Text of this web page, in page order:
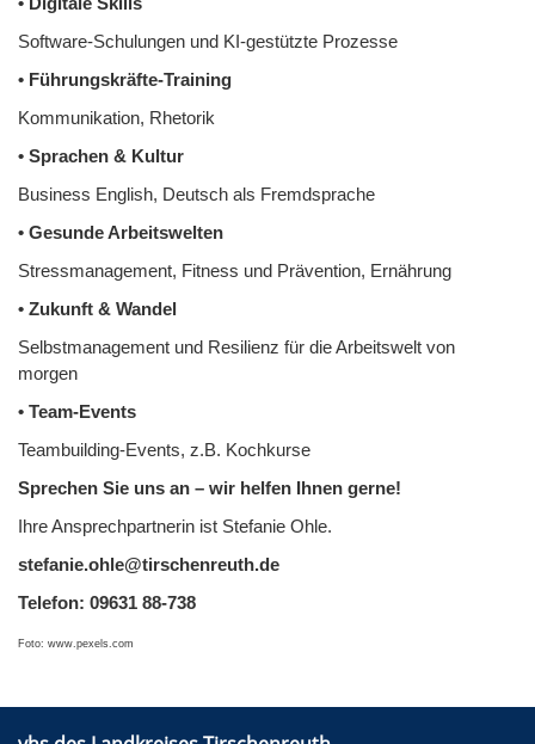
Software-Schulungen und KI-gestützte Prozesse
• Führungskräfte-Training
Kommunikation, Rhetorik
• Sprachen & Kultur
Business English, Deutsch als Fremdsprache
• Gesunde Arbeitswelten
Stressmanagement, Fitness und Prävention, Ernährung
• Zukunft & Wandel
Selbstmanagement und Resilienz für die Arbeitswelt von
morgen
• Team-Events
Teambuilding-Events, z.B. Kochkurse
Sprechen Sie uns an – wir helfen Ihnen gerne!
Ihre Ansprechpartnerin ist Stefanie Ohle.
stefanie.ohle@tirschenreuth.de
Telefon: 09631 88-738
Foto: www.pexels.com